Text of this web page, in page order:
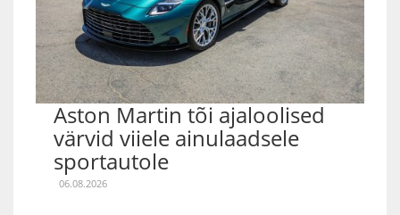
Aston Martin tõi ajaloolised
värvid viiele ainulaadsele
sportautole
06.08.2026